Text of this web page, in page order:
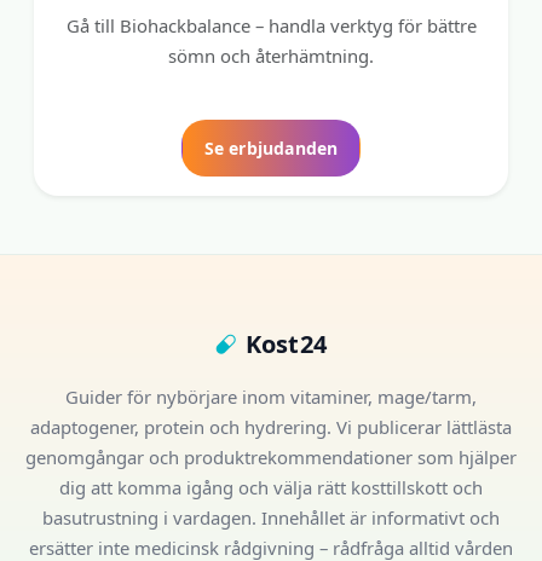
Gå till Biohackbalance – handla verktyg för bättre
sömn och återhämtning.
Se erbjudanden
Kost24
Guider för nybörjare inom vitaminer, mage/tarm,
adaptogener, protein och hydrering. Vi publicerar lättlästa
genomgångar och produktrekommendationer som hjälper
dig att komma igång och välja rätt kosttillskott och
basutrustning i vardagen. Innehållet är informativt och
ersätter inte medicinsk rådgivning – rådfråga alltid vården